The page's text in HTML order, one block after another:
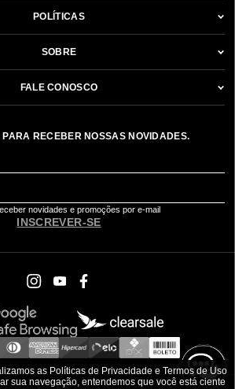
POLÍTICAS
SOBRE
FALE CONOSCO
RECEBER NOSSAS NOVIDADES.
INSCREVER-SE
novidades e promoções por e-mail
as Políticas de Privacidade e Termos de Uso
sua navegação, entendemos que você está ciente